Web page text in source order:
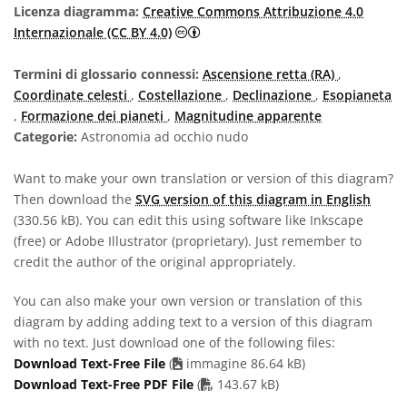
Licenza diagramma: Creative Commons Attribuzione 4.0
Internazionale (CC BY 4.0)
Creative Commons Attribuzione
Termini di glossario connessi: Ascensione retta (RA) ,
Coordinate celesti , Costellazione , Declinazione , Esopianeta
, Formazione dei pianeti , Magnitudine apparente
Categorie: Astronomia ad occhio nudo
Want to make your own translation or version of this diagram?
Then download the SVG version of this diagram in English
(330.56 kB). You can edit this using software like Inkscape
(free) or Adobe Illustrator (proprietary). Just remember to
credit the author of the original appropriately.
You can also make your own version or translation of this
diagram by adding adding text to a version of this diagram
with no text. Just download one of the following files:
Download Text-Free File (
immagine 86.64 kB)
Download Text-Free PDF File ( PDF file
143.67 kB)